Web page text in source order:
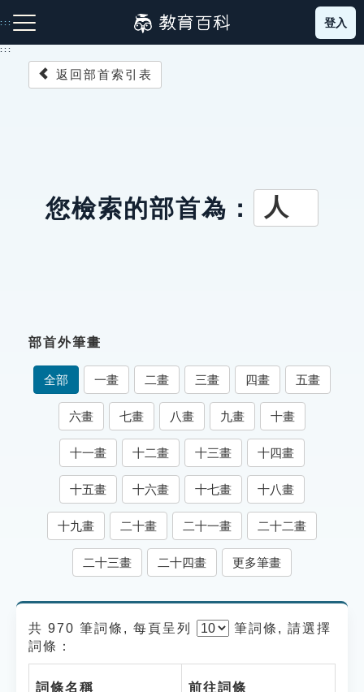
到
主
:::
成語故事
索引選單
知識索引
單字索引
生命大百科索引
遊戲專區
貓頭鷹博士
登入
:::
返回部首索引表
您檢索的部首為： 人
部首外筆畫
全部 一畫 二畫 三畫 四畫 五畫
六畫 七畫 八畫 九畫 十畫
十一畫 十二畫 十三畫 十四畫
十五畫 十六畫 十七畫 十八畫
十九畫 二十畫 二十一畫 二十二畫
二十三畫 二十四畫 更多筆畫
共 970 筆詞條, 每頁呈列 筆詞條, 請選擇
詞條：
詞條名稱 前往詞條